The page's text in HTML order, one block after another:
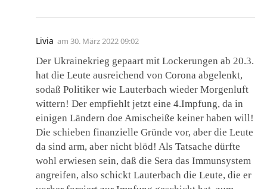
Livia am 30. März 2022 09:02
Der Ukrainekrieg gepaart mit Lockerungen ab 20.3.
hat die Leute ausreichend von Corona abgelenkt,
sodaß Politiker wie Lauterbach wieder Morgenluft
wittern! Der empfiehlt jetzt eine 4.Impfung, da in
einigen Ländern doe Amischeiße keiner haben will!
Die schieben finanzielle Gründe vor, aber die Leute
da sind arm, aber nicht blöd! Als Tatsache dürfte
wohl erwiesen sein, daß die Sera das Immunsystem
angreifen, also schickt Lauterbach die Leute, die er